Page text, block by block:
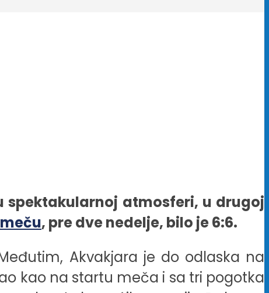
spektakularnoj atmosferi, u drugoj
, pre dve nedelje, bilo je 6:6.
Akvakjara je do odlaska na
kao na startu meča i sa tri pogotka